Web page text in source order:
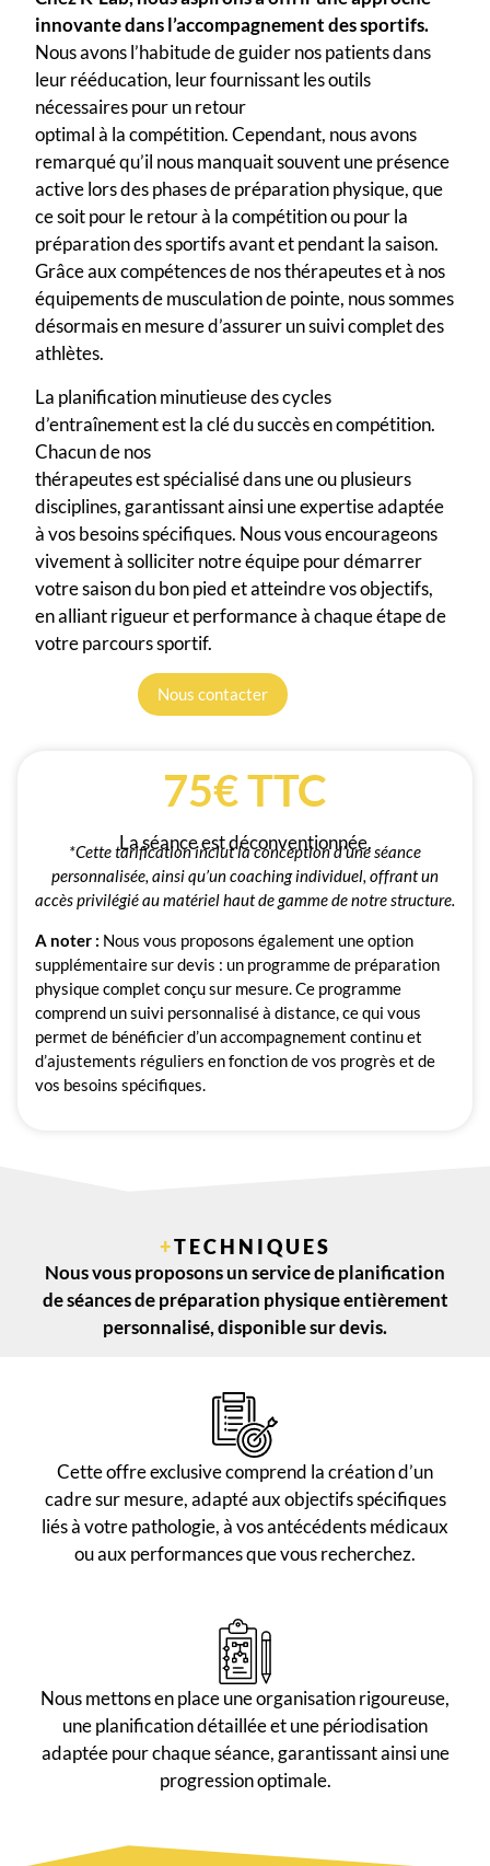
innovante dans l’accompagnement des sportifs.
Nous avons l’habitude de guider nos patients dans
leur rééducation, leur fournissant les outils
nécessaires pour un retour
optimal à la compétition. Cependant, nous avons
remarqué qu’il nous manquait souvent une présence
active lors des phases de préparation physique, que
ce soit pour le retour à la compétition ou pour la
préparation des sportifs avant et pendant la saison.
Grâce aux compétences de nos thérapeutes et à nos
équipements de musculation de pointe, nous sommes
désormais en mesure d’assurer un suivi complet des
athlètes.
La planification minutieuse des cycles
d’entraînement est la clé du succès en compétition.
Chacun de nos
thérapeutes est spécialisé dans une ou plusieurs
disciplines, garantissant ainsi une expertise adaptée
à vos besoins spécifiques. Nous vous encourageons
vivement à solliciter notre équipe pour démarrer
votre saison du bon pied et atteindre vos objectifs,
en alliant rigueur et performance à chaque étape de
votre parcours sportif.
Nous contacter
75€ TTC
La séance est déconventionnée.
*Cette tarification inclut la conception d’une séance
personnalisée, ainsi qu’un coaching individuel, offrant un
accès privilégié au matériel haut de gamme de notre structure.
A noter : Nous vous proposons également une option
supplémentaire sur devis : un programme de préparation
physique complet conçu sur mesure. Ce programme
comprend un suivi personnalisé à distance, ce qui vous
permet de bénéficier d’un accompagnement continu et
d’ajustements réguliers en fonction de vos progrès et de
vos besoins spécifiques.
+TECHNIQUES
Nous vous proposons un service de planification
de séances de préparation physique entièrement
personnalisé, disponible sur devis.
Cette offre exclusive comprend la création d’un
cadre sur mesure, adapté aux objectifs spécifiques
liés à votre pathologie, à vos antécédents médicaux
ou aux performances que vous recherchez.
Nous mettons en place une organisation rigoureuse,
une planification détaillée et une périodisation
adaptée pour chaque séance, garantissant ainsi une
progression optimale.